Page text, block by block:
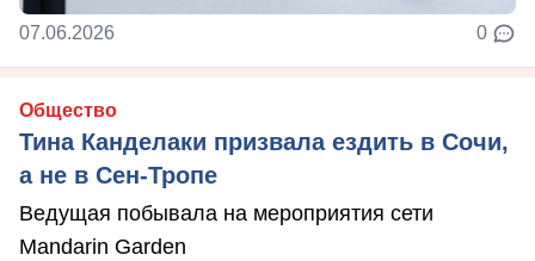
07.06.2026 0
Общество
Тина Канделаки призвала ездить в Сочи,
а не в Сен-Тропе
Ведущая побывала на мероприятия сети
Mandarin Garden